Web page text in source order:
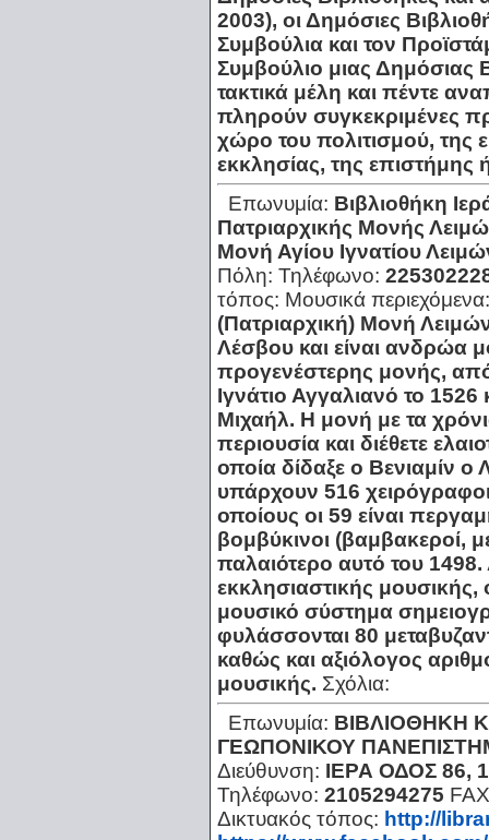
2003), οι Δημόσιες
Συμβούλια και τον
Συμβούλιο μιας Δημόσιας
τακτικά μέλη και πέντε
πληρούν συγκεκριμένες
χώρο του πολιτισμού, της
εκκλησίας, της
Επωνυμία: Βιβλιοθήκη
Πατριαρχικής Μονής
Μονή Αγίου Ιγνατίου
Πόλη: Τηλέφωνο:
τόπος: Μουσικά
(Πατριαρχική) Μονή
Λέσβου και είναι ανδρώα
προγενέστερης μονής,
Ιγνάτιο Αγγαλιανό το
Μιχαήλ. Η μονή με τα
περιουσία και διέθετε
οποία δίδαξε ο Βενιαμίν ο
υπάρχουν 516
οποίους οι 59 είναι
βομβύκινοι (βαμβακεροί,
παλαιότερο αυτό του
εκκλησιαστικής μουσικής,
μουσικό σύστημα
φυλάσσονται 80
καθώς και αξιόλογος
μουσικής. Σχόλια:
Επωνυμία: ΒΙΒΛΙΟΘΗΚΗ
ΓΕΩΠΟΝΙΚΟΥ
Διεύθυνση: ΙΕΡΑ ΟΔΟΣ 86,
Τηλέφωνο: 2105294275
Δικτυακός τόπος: http://